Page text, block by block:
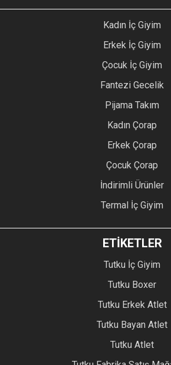
Kadın İç Giyim
Erkek İç Giyim
Çocuk İç Giyim
Fantezi Gecelik
Pijama Takım
Kadın Çorap
Erkek Çorap
Çocuk Çorap
İndirimli Ürünler
Termal İç Giyim
ETİKETLER
Tutku İç Giyim
Tutku Boxer
Tutku Erkek Atlet
Tutku Bayan Atlet
Tutku Atlet